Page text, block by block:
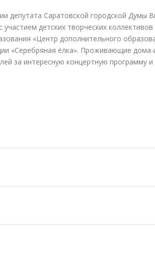
депутата Саратовской городской Думы
участием детских творческих
«Центр дополнительного
«Серебряная ёлка». Проживающие
за интересную концертную программу